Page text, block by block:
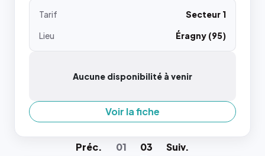
Tarif
Secteur 1
Lieu
Éragny (95)
Aucune disponibilité à venir
Voir la fiche
Préc. 01 03 Suiv.